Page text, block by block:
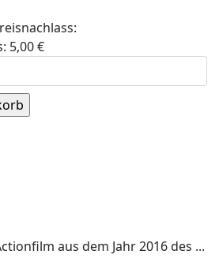
5,00 €
aus dem Jahr 2016 des ...